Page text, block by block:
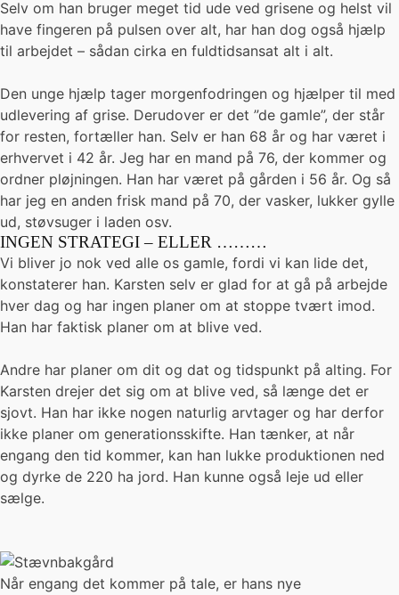
Selv om han bruger meget tid ude ved grisene og helst vil
have fingeren på pulsen over alt, har han dog også hjælp
til arbejdet – sådan cirka en fuldtidsansat alt i alt.
Den unge hjælp tager morgenfodringen og hjælper til med
udlevering af grise. Derudover er det ”de gamle”, der står
for resten, fortæller han. Selv er han 68 år og har været i
erhvervet i 42 år. Jeg har en mand på 76, der kommer og
ordner pløjningen. Han har været på gården i 56 år. Og så
har jeg en anden frisk mand på 70, der vasker, lukker gylle
ud, støvsuger i laden osv.
INGEN STRATEGI – ELLER ………
Vi bliver jo nok ved alle os gamle, fordi vi kan lide det,
konstaterer han. Karsten selv er glad for at gå på arbejde
hver dag og har ingen planer om at stoppe tvært imod.
Han har faktisk planer om at blive ved.
Andre har planer om dit og dat og tidspunkt på alting. For
Karsten drejer det sig om at blive ved, så længe det er
sjovt. Han har ikke nogen naturlig arvtager og har derfor
ikke planer om generationsskifte. Han tænker, at når
engang den tid kommer, kan han lukke produktionen ned
og dyrke de 220 ha jord. Han kunne også leje ud eller
sælge.
Når engang det kommer på tale, er hans nye